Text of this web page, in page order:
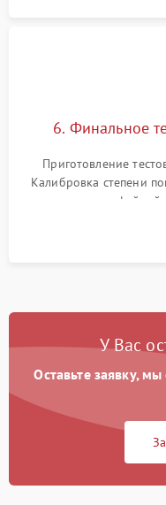
6. Финальное
Приготовление
Калибровка степени
плотности кофейной
качества молочной
У Вас
Оставьте заявку,